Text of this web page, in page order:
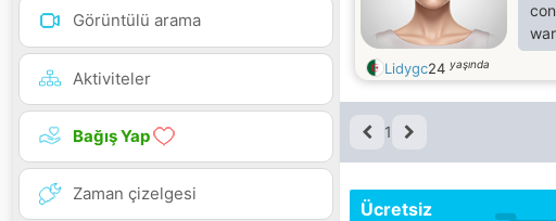
Görüntülü arama
Aktiviteler
Bağış Yap
Zaman çizelgesi
Lidygc24 yaşında
1
Ücretsiz